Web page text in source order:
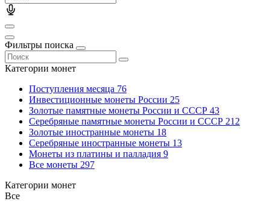
Фильтры поиска
Категории монет
Поступления месяца 76
Инвестиционные монеты России 25
Золотые памятные монеты России и СССР 43
Серебряные памятные монеты России и СССР 212
Золотые иностранные монеты 18
Серебряные иностранные монеты 13
Монеты из платины и палладия 9
Все монеты 297
Категории монет
Все